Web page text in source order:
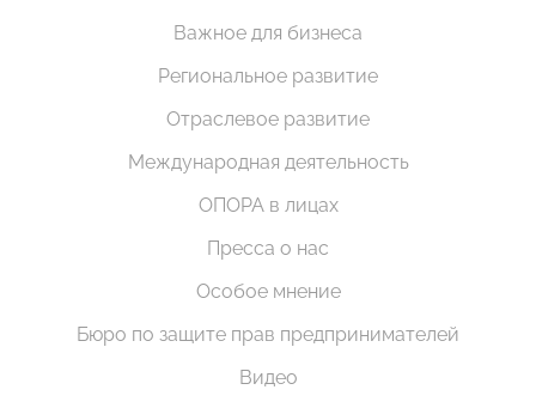
Важное для бизнеса
Региональное развитие
Отраслевое развитие
Международная деятельность
ОПОРА в лицах
Пресса о нас
Особое мнение
Бюро по защите прав предпринимателей
Видео